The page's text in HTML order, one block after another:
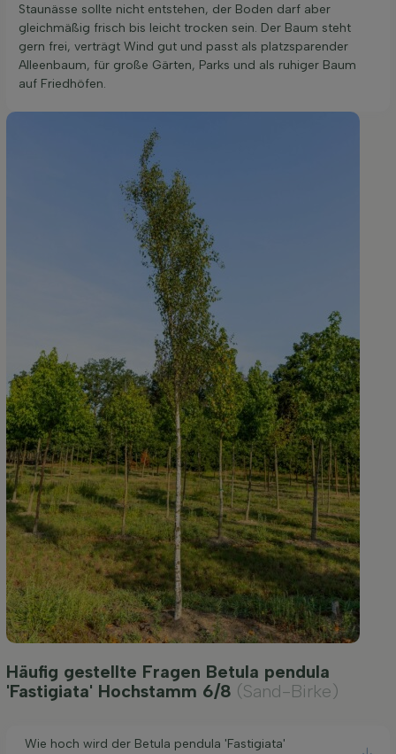
Staunässe sollte nicht entstehen, der Boden darf aber
gleichmäßig frisch bis leicht trocken sein. Der Baum steht
gern frei, verträgt Wind gut und passt als platzsparender
Alleenbaum, für große Gärten, Parks und als ruhiger Baum
auf Friedhöfen.
Häufig gestellte Fragen Betula pendula
'Fastigiata' Hochstamm 6/8 (Sand-Birke)
Wie hoch wird der Betula pendula 'Fastigiata'